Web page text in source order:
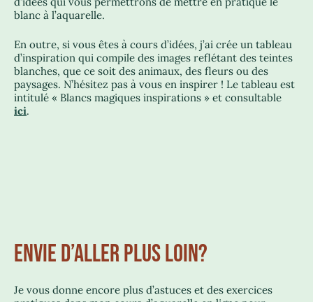
blanc à l’aquarelle.
En outre, si vous êtes à cours d’idées, j’ai crée un tableau
d’inspiration qui compile des images reflétant des teintes
blanches, que ce soit des animaux, des fleurs ou des
paysages. N’hésitez pas à vous en inspirer ! Le tableau est
intitulé « Blancs magiques inspirations » et consultable
ici.
ENVIE D’ALLER PLUS LOIN?
Je vous donne encore plus d’astuces et des exercices